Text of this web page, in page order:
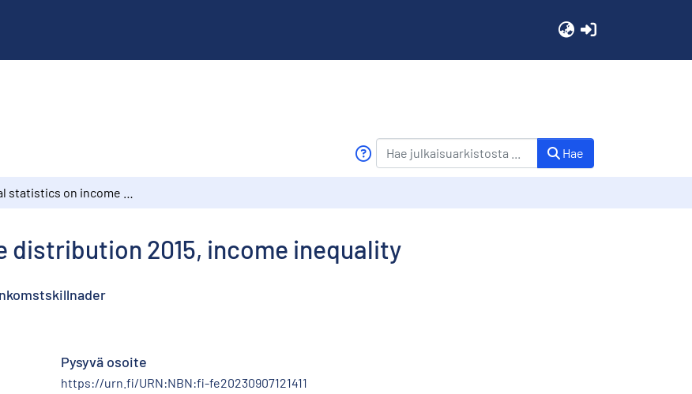
Hae
2015, income inequality
Pysyvä osoite
https://urn.fi/URN:NBN:fi-fe20230907121411